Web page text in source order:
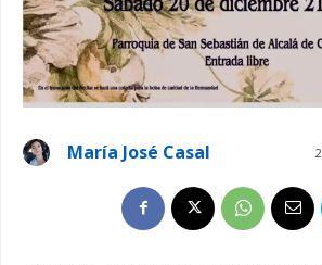
María José Casal